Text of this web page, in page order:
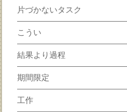
片づかないタスク
こうい
結果より過程
期間限定
工作